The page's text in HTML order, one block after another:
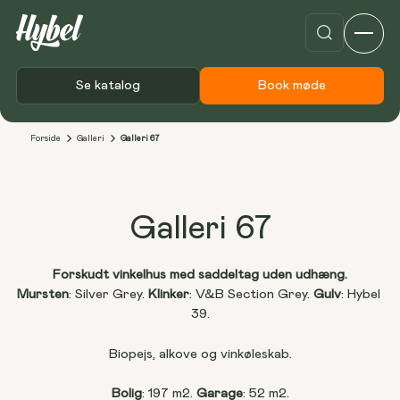
Se katalog Book møde
Forside Galleri Galleri 67
Galleri 67
Forskudt vinkelhus med saddeltag uden udhæng.
Mursten: Silver Grey. Klinker: V&B Section Grey. Gulv: Hybel
39.
Biopejs, alkove og vinkøleskab.
Bolig: 197 m2. Garage: 52 m2.